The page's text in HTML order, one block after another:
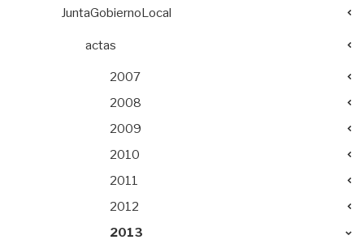
JuntaGobiernoLocal
actas
2007
2008
2009
2010
2011
2012
2013